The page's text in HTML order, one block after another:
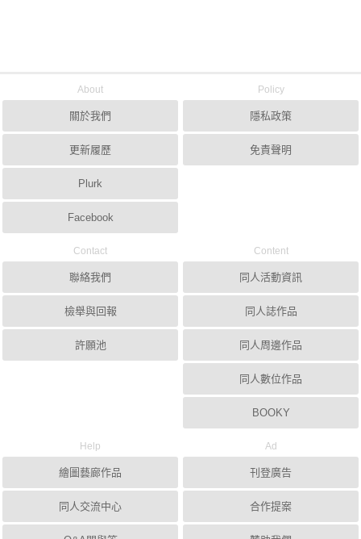
About
關於我們
更新履歷
Plurk
Facebook
Policy
隱私政策
免責聲明
Contact
聯絡我們
檢舉與回報
許願池
Content
同人活動資訊
同人誌作品
同人周邊作品
同人數位作品
BOOKY
Help
繪圖藝廊作品
同人交流中心
Ad
刊登廣告
合作提案